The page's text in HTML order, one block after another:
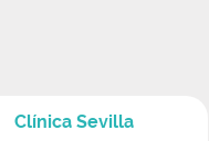
Clínica Sevilla